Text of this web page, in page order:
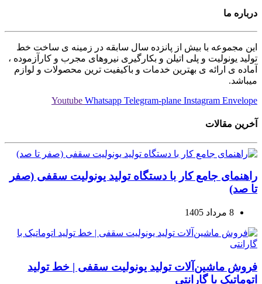
درباره ما
این مجموعه با بیش از پانزده سال سابقه در زمینه ی ساخت خط
تولید یونولیت و پلی اتیلن و بکارگیری نیروهای مجرب و کارآزموده ،
آماده ی ارائه ی بهترین خدمات و باکیفیت ترین محصولات و لوازم
میباشد.
Youtube Whatsapp Telegram-plane Instagram Envelope
آخرین مقالات
راهنمای جامع کار با دستگاه تولید یونولیت سقفی (صفر
تا صد)
8 مرداد 1405
فروش ماشین‌آلات تولید یونولیت سقفی | خط تولید
اتوماتیک با گارانتی